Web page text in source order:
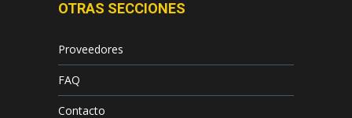
OTRAS SECCIONES
Proveedores
FAQ
Contacto